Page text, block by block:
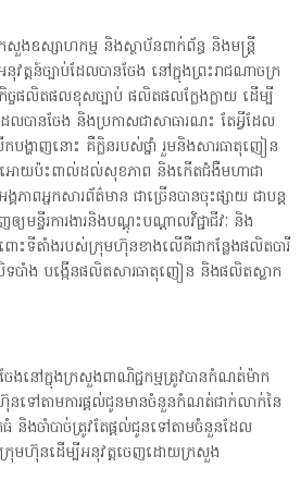
សួងឧស្សាហកម្ម និងស្ថាប័នពាក់ព័ន្ធ និងមន្ត្រី
វត្តន៍ច្បាប់ដែលបានចែង នៅក្នុងព្រះរាជណាចក្រ
វកិច្ចផលិតផលខុសច្បាប់ ផលិតផលក្លែងក្លាយ ដើម្បី
លបានចែង និងប្រកាសជាសាធារណះ តែអ្វីដែល
បង្ហាញនោះ គឺក្លិនរបស់ថ្នាំ រួមនិងសារធាតុញៀន
ោយប៉ះពាល់ដល់សុខភាព និងកើតជំងឺមហាជា
ភាពអ្នកសារព័ត៌មាន ជាច្រើនបានចុះផ្សាយ ជាបន្ត
មន្ទីរការងារនិងបណ្ដុះបណ្ដាលវិជ្ជាជីវៈ និង
ោះទីតាំងរបស់ក្រុមហ៊ុនខាងលើគឺជាកន្លែងផលិតបារី
ងបិទបាំង បង្កើនផលិតសារធាតុញៀន និងផលិតស្លាក
ងនៅក្នុងក្រសួងពាណិជ្ជកម្មត្រូវបានកំណត់ម៉ាក
ៅតាមការផ្ដល់ជូនមានចំនួនកំណត់ជាក់លាក់នៃ
និងចាំបាច់ត្រូវតែផ្ដល់ជូនទៅតាមចំនួនដែល
រុមហ៊ុនដើម្បីអនុវត្តចេញដោយក្រសួង